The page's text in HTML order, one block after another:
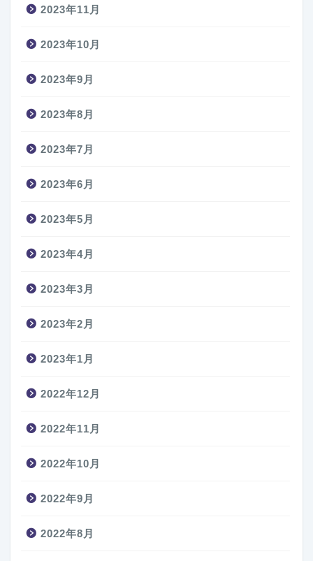
2023年11月
2023年10月
2023年9月
2023年8月
2023年7月
2023年6月
2023年5月
2023年4月
2023年3月
2023年2月
2023年1月
2022年12月
2022年11月
2022年10月
2022年9月
2022年8月